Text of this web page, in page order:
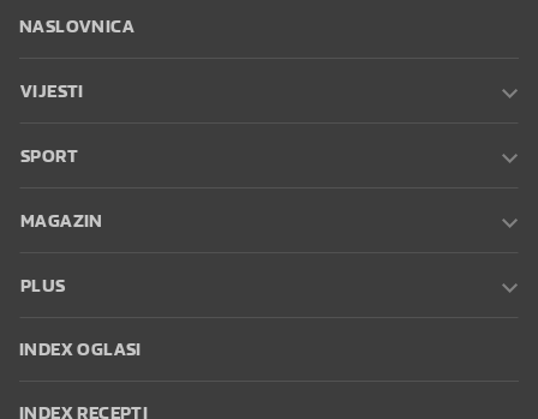
NASLOVNICA
VIJESTI
SPORT
MAGAZIN
PLUS
INDEX OGLASI
INDEX RECEPTI